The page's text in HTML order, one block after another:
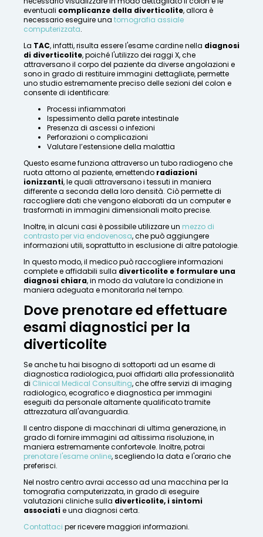
eventuali complicanze della diverticolite, allora è
necessario eseguire una tomografia assiale
computerizzata.
La TAC, infatti, risulta essere l'esame cardine nella diagnosi
di diverticolite, poiché l'utilizzo dei raggi X, che
attraversano il corpo del paziente da diverse angolazioni e
sono in grado di restituire immagini dettagliate, permette
uno studio estremamente preciso delle sezioni del colon e
consente di identificare:
Processi infiammatori
Ispessimento della parete intestinale
Presenza di ascessi o infezioni
Perforazioni o complicazioni
Valutare l’estensione della malattia
Questo esame funziona attraverso un tubo radiogeno che
ruota attorno al paziente, emettendo radiazioni
ionizzanti, le quali attraversano i tessuti in maniera
differente a seconda della loro densità. Ciò permette di
raccogliere dati che vengono elaborati da un computer e
trasformati in immagini dimensionali molto precise.
Inoltre, in alcuni casi è possibile utilizzare un mezzo di
contrasto per via endovenosa, che può aggiungere
informazioni utili, soprattutto in esclusione di altre patologie.
In questo modo, il medico può raccogliere informazioni
complete e affidabili sulla diverticolite e formulare una
diagnosi chiara, in modo da valutare la condizione in
maniera adeguata e monitorarla nel tempo.
Dove prenotare ed effettuare
esami diagnostici per la
diverticolite
Se anche tu hai bisogno di sottoporti ad un esame di
diagnostica radiologica, puoi affidarti alla professionalità
di Clinical Medical Consulting, che offre servizi di imaging
radiologico, ecografico e diagnostica per immagini
eseguiti da personale altamente qualificato tramite
attrezzatura all'avanguardia.
Il centro dispone di macchinari di ultima generazione, in
grado di fornire immagini ad altissima risoluzione, in
maniera estremamente confortevole. Inoltre, potrai
prenotare l'esame online, scegliendo la data e l'orario che
preferisci.
Nel nostro centro avrai accesso ad una macchina per la
tomografia computerizzata, in grado di eseguire
valutazioni cliniche sulla diverticolite, i sintomi
associatie una diagnosi certa.
Contattaci per ricevere maggiori informazioni.